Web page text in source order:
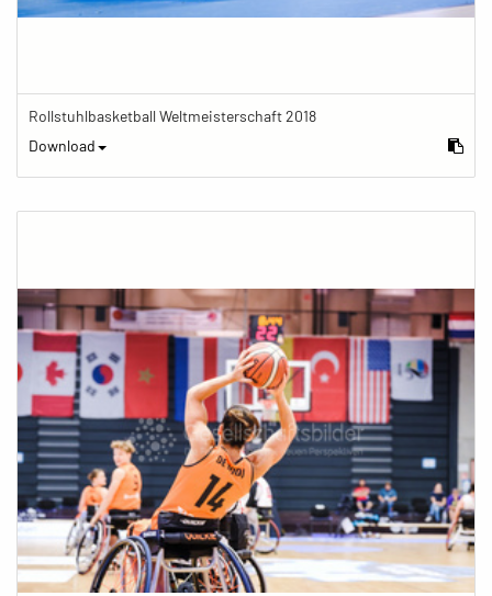
Rollstuhlbasketball Weltmeisterschaft 2018
Download